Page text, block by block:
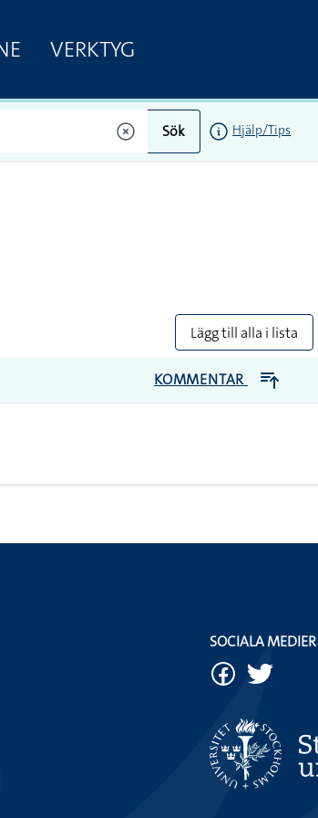
VERKTYG
Sök Hjälp/Tips
Lägg till alla i lista
KOMMENTAR
SOCIALA MEDIER